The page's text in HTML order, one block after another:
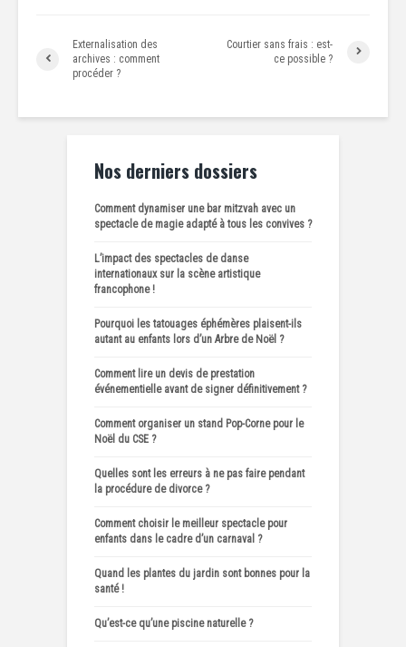
Externalisation des
archives : comment
procéder ?
Courtier sans frais : est-
ce possible ?
Nos derniers dossiers
Comment dynamiser une bar mitzvah avec un
spectacle de magie adapté à tous les convives ?
L’impact des spectacles de danse
internationaux sur la scène artistique
francophone !
Pourquoi les tatouages éphémères plaisent-ils
autant au enfants lors d’un Arbre de Noël ?
Comment lire un devis de prestation
événementielle avant de signer définitivement ?
Comment organiser un stand Pop-Corne pour le
Noël du CSE ?
Quelles sont les erreurs à ne pas faire pendant
la procédure de divorce ?
Comment choisir le meilleur spectacle pour
enfants dans le cadre d’un carnaval ?
Quand les plantes du jardin sont bonnes pour la
santé !
Qu’est-ce qu’une piscine naturelle ?